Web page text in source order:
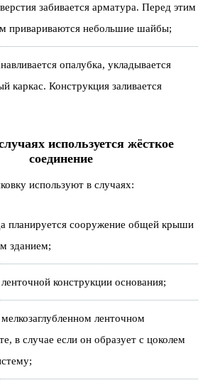
забивается арматура. Перед этим
привариваются небольшие шайбы;
опалубка, укладывается
каркас. Конструкция заливается
используется жёсткое
соединение
используют в случаях:
планируется сооружение общей крыши
зданием;
конструкции основания;
ленточном
в случае если он образует с цоколем